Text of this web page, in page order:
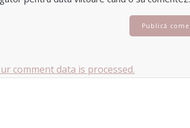
comment data is processed.